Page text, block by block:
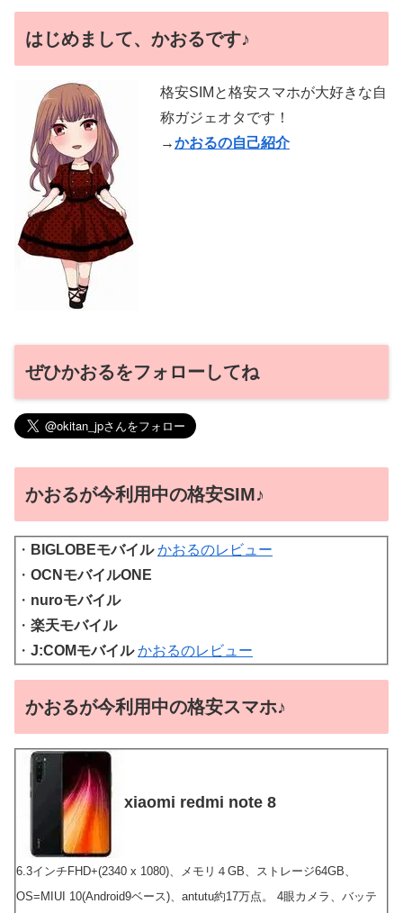
はじめまして、かおるです♪
格安SIMと格安スマホが大好きな自
称ガジェオタです！
→かおるの自己紹介
ぜひかおるをフォローしてね
かおるが今利用中の格安SIM♪
・ BIGLOBEモバイル かおるのレビュー
・ OCNモバイルONE
・ nuroモバイル
・ 楽天モバイル
・ J:COMモバイル かおるのレビュー
かおるが今利用中の格安スマホ♪
xiaomi redmi note 8
6.3インチFHD+(2340 x 1080)、メモリ４GB、ストレージ64GB、
OS=MIUI 10(Android9ベース)、antutu約17万点。 4眼カメラ、バッテ